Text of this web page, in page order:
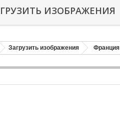
ИЗОБРАЖЕНИЯ
Загрузить изображения Франция